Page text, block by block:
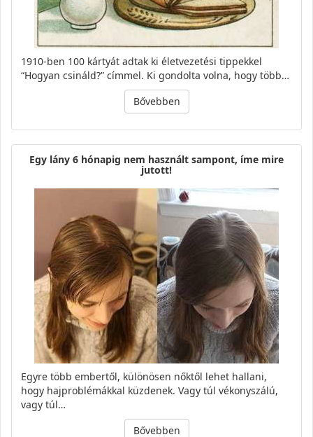
1910-ben 100 kártyát adtak ki életvezetési tippekkel
“Hogyan csináld?” címmel. Ki gondolta volna, hogy több…
Bővebben
Egy lány 6 hónapig nem használt sampont, íme mire
jutott!
Egyre több embertől, különösen nőktől lehet hallani,
hogy hajproblémákkal küzdenek. Vagy túl vékonyszálú,
vagy túl…
Bővebben